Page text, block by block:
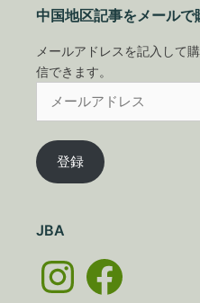
中国地区記事をメールで
メールアドレスを記入して
信できます。
ア
ド
登録
JBA
InstagramFacebook